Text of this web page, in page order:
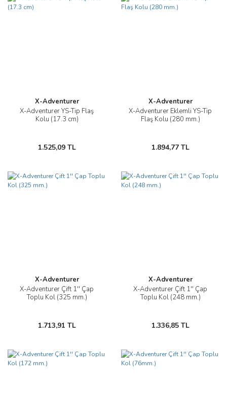
X-Adventurer
X-Adventurer YS-Tip Flaş
Kolu (17.3 cm)
1.525,09 TL
X-Adventurer
X-Adventurer Eklemli YS-Tip
Flaş Kolu (280 mm.)
1.894,77 TL
X-Adventurer
X-Adventurer Çift 1'' Çap
Toplu Kol (325 mm.)
1.713,91 TL
X-Adventurer
X-Adventurer Çift 1'' Çap
Toplu Kol (248 mm.)
1.336,85 TL